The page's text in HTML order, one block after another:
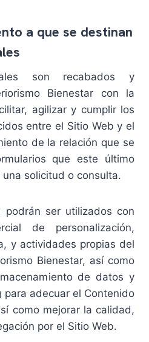
a que se destinan
son recabados y
Bienestar con la
agilizar y cumplir los
entre el Sitio Web y el
de la relación que se
que este último
solicitud o consulta.
podrán ser utilizados con
de personalización,
y actividades propias del
Bienestar, así como
de datos y
adecuar el Contenido
como mejorar la calidad,
por el Sitio Web.